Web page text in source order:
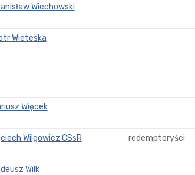
Wiechowski
Wieteska
Więcek
Wilgowicz CSsR
redemptoryści
Wilk